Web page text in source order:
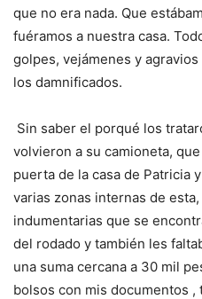
que no era nada. Que
fuéramos a nuestra casa.
golpes, vejámenes y
los damnificados.
Sin saber el porqué los
volvieron a su camioneta,
puerta de la casa de Patricia
varias zonas internas de
indumentarias que se
del rodado y también les
una suma cercana a 30 mil
bolsos con mis documentos